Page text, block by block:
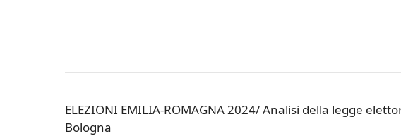
ELEZIONI EMILIA-ROMAGNA 2024/ Analisi della legge
Bologna